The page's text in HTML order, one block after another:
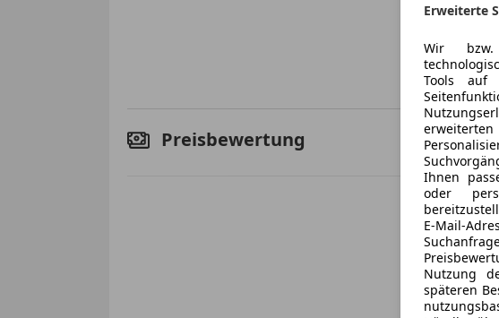
LM-
Mehr
Preisbewertung Mehr
Erweiterte
Wir bzw.
Tools auf
Ihnen
oder
E-Mail-
Nutzung
späteren